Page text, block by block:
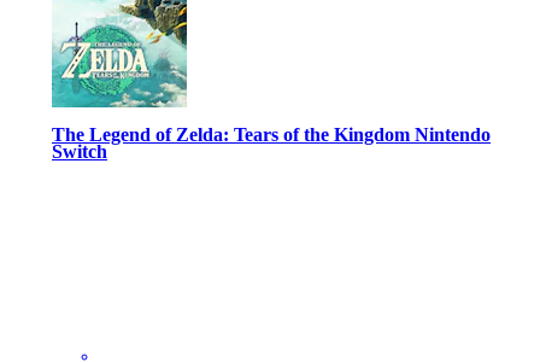
The Legend of Zelda: Tears of the Kingdom Nintendo
Switch